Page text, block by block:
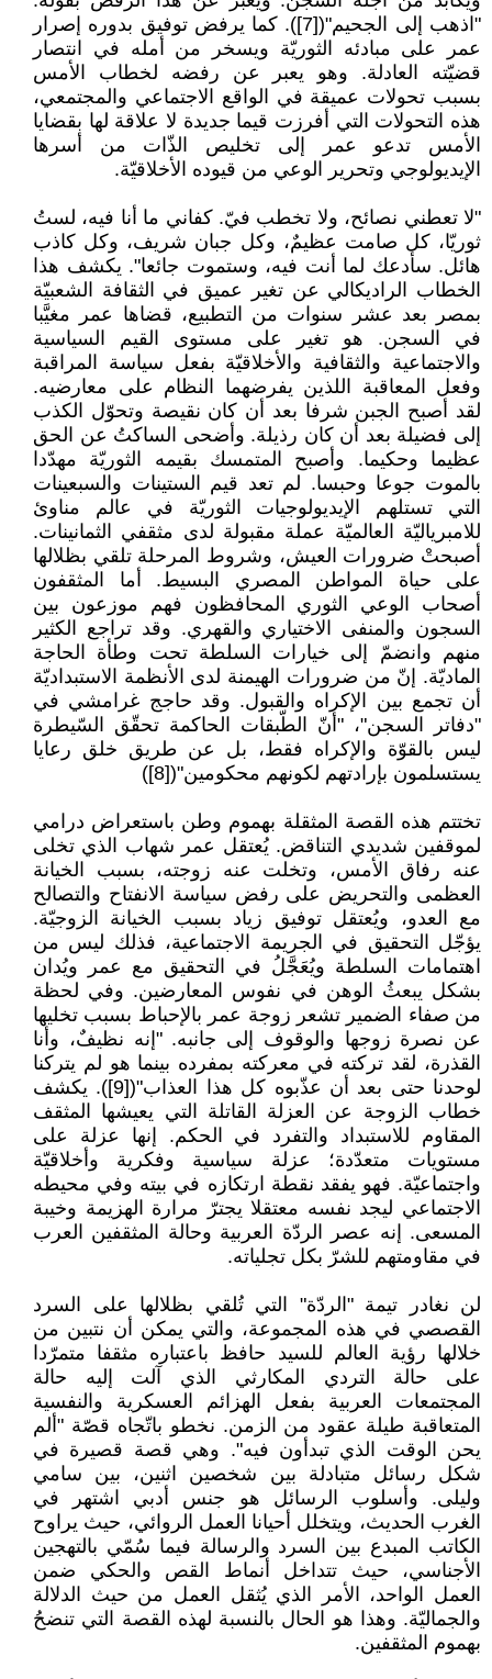
"اذهب إلى الجحيم"([7]). كما يرفض توفيق بدوره إصرار
عمر على مبادئه الثوريّة ويسخر من أمله في انتصار
قضيّته العادلة. وهو يعبر عن رفضه لخطاب الأمس
بسبب تحولات عميقة في الواقع الاجتماعي والمجتمعي،
هذه التحولات التي أفرزت قيما جديدة لا علاقة لها بقضايا
الأمس تدعو عمر إلى تخليص الذّات من أسرها
الإيديولوجي وتحرير الوعي من قيوده الأخلاقيّة.
"لا تعطني نصائح، ولا تخطب فيّ. كفاني ما أنا فيه، لستُ
ثوريّا، كل صامت عظيمٌ، وكل جبان شريف، وكل كاذب
هائل. سأدعك لما أنت فيه، وستموت جائعا". يكشف هذا
الخطاب الراديكالي عن تغير عميق في الثقافة الشعبيّة
بمصر بعد عشر سنوات من التطبيع، قضاها عمر مغيَّبا
في السجن. هو تغير على مستوى القيم السياسية
والاجتماعية والثقافية والأخلاقيّة بفعل سياسة المراقبة
وفعل المعاقبة اللذين يفرضهما النظام على معارضيه.
لقد أصبح الجبن شرفا بعد أن كان نقيصة وتحوّل الكذب
إلى فضيلة بعد أن كان رذيلة. وأضحى الساكتُ عن الحق
عظيما وحكيما. وأصبح المتمسك بقيمه الثوريّة مهدّدا
بالموت جوعا وحبسا. لم تعد قيم الستينات والسبعينات
التي تستلهم الإيديولوجيات الثوريّة في عالم مناوئ
للامبرياليّة العالميّة عملة مقبولة لدى مثقفي الثمانينات.
أصبحتْ ضرورات العيش، وشروط المرحلة تلقي بظلالها
على حياة المواطن المصري البسيط. أما المثقفون
أصحاب الوعي الثوري المحافظون فهم موزعون بين
السجون والمنفى الاختياري والقهري. وقد تراجع الكثير
منهم وانضمّ إلى خيارات السلطة تحت وطأة الحاجة
الماديّة. إنّ من ضرورات الهيمنة لدى الأنظمة الاستبداديّة
أن تجمع بين الإكراه والقبول. وقد حاجج غرامشي في
"دفاتر السجن"، "أنّ الطّبقات الحاكمة تحقّق السّيطرة
ليس بالقوّة والإكراه فقط، بل عن طريق خلق رعايا
يستسلمون بإرادتهم لكونهم محكومين"([8])
تختتم هذه القصة المثقلة بهموم وطن باستعراض درامي
لموقفين شديدي التناقض. يُعتقل عمر شهاب الذي تخلى
عنه رفاق الأمس، وتخلت عنه زوجته، بسبب الخيانة
العظمى والتحريض على رفض سياسة الانفتاح والتصالح
مع العدو، ويُعتقل توفيق زياد بسبب الخيانة الزوجيّة.
يؤجّل التحقيق في الجريمة الاجتماعية، فذلك ليس من
اهتمامات السلطة ويُعَجَّلُ في التحقيق مع عمر ويُدان
بشكل يبعثُ الوهن في نفوس المعارضين. وفي لحظة
من صفاء الضمير تشعر زوجة عمر بالإحباط بسبب تخليها
عن نصرة زوجها والوقوف إلى جانبه. "إنه نظيفٌ، وأنا
القذرة، لقد تركته في معركته بمفرده بينما هو لم يتركنا
لوحدنا حتى بعد أن عذّبوه كل هذا العذاب"([9]). يكشف
خطاب الزوجة عن العزلة القاتلة التي يعيشها المثقف
المقاوم للاستبداد والتفرد في الحكم. إنها عزلة على
مستويات متعدّدة؛ عزلة سياسية وفكرية وأخلاقيّة
واجتماعيّة. فهو يفقد نقطة ارتكازه في بيته وفي محيطه
الاجتماعي ليجد نفسه معتقلا يجترّ مرارة الهزيمة وخيبة
المسعى. إنه عصر الردّة العربية وحالة المثقفين العرب
في مقاومتهم للشرّ بكل تجلياته.
لن نغادر تيمة "الردّة" التي تُلقي بظلالها على السرد
القصصي في هذه المجموعة، والتي يمكن أن نتبين من
خلالها رؤية العالم للسيد حافظ باعتباره مثقفا متمرّدا
على حالة التردي المكارثي الذي آلت إليه حالة
المجتمعات العربية بفعل الهزائم العسكرية والنفسية
المتعاقبة طيلة عقود من الزمن. نخطو باتّجاه قصّة "ألم
يحن الوقت الذي تبدأون فيه". وهي قصة قصيرة في
شكل رسائل متبادلة بين شخصين اثنين، بين سامي
وليلى. وأسلوب الرسائل هو جنس أدبي اشتهر في
الغرب الحديث، ويتخلل أحيانا العمل الروائي، حيث يراوح
الكاتب المبدع بين السرد والرسالة فيما سُمّي بالتهجين
الأجناسي، حيث تتداخل أنماط القص والحكي ضمن
العمل الواحد، الأمر الذي يُثقل العمل من حيث الدلالة
والجماليّة. وهذا هو الحال بالنسبة لهذه القصة التي تنضحُ
بهموم المثقفين.